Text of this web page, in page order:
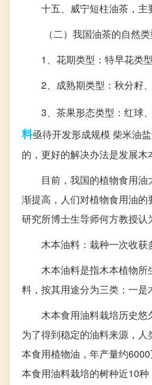
十五、威宁短柱油茶，主
（二）我国油茶的自然类
1、花期类型：特早花类型
2、成熟期类型：秋分籽、
3、茶果形态类型：红球、
料亟待开发形成规模 柴米油
的，更好的解决办法是发展木
目前，我国的植物食用油
渐提高，人们对植物食用油
研究所博士生导师何方教授认
木本油料：栽种一次收获
木本油料是指木本植物所
料，按其用途分为三类：一是
木本食用油料栽培历史悠
为了得到稳定的油料来源，
本食用植物油，年产量约
本食用油料栽培的树种近10